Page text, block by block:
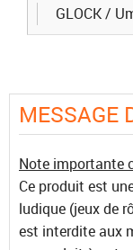
GLOCK /
Note importante
Ce produit est
ludique (jeux de
est interdite aux